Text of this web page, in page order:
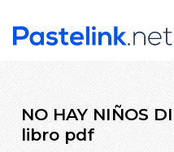
NO HAY NIÑOS
libro pdf